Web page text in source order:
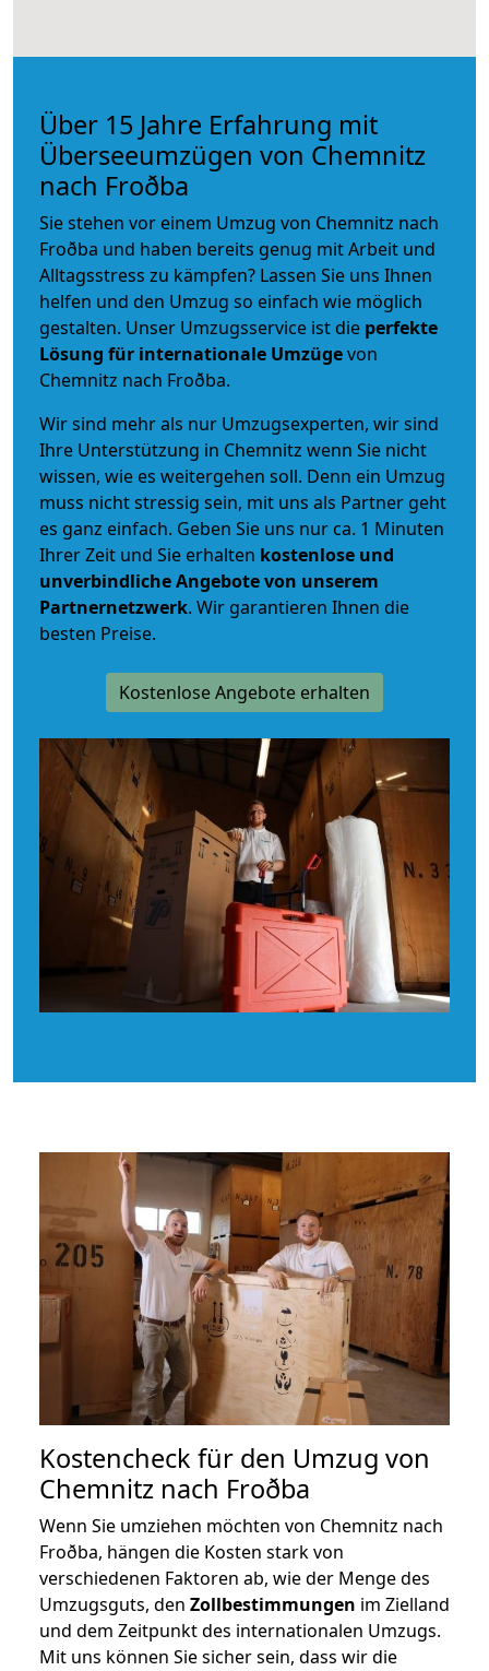
Über 15 Jahre Erfahrung mit
Überseeumzügen von Chemnitz
nach Froðba
Sie stehen vor einem Umzug von Chemnitz nach
Froðba und haben bereits genug mit Arbeit und
Alltagsstress zu kämpfen? Lassen Sie uns Ihnen
helfen und den Umzug so einfach wie möglich
gestalten. Unser Umzugsservice ist die perfekte
Lösung für internationale Umzügevon
Chemnitz nach Froðba.
Wir sind mehr als nur Umzugsexperten, wir sind
Ihre Unterstützung in Chemnitz wenn Sie nicht
wissen, wie es weitergehen soll. Denn ein Umzug
muss nicht stressig sein, mit uns als Partner geht
es ganz einfach. Geben Sie uns nur ca. 1 Minuten
Ihrer Zeit und Sie erhalten kostenlose und
unverbindlicheAngebote von unserem
Partnernetzwerk. Wir garantieren Ihnen die
besten Preise.
Kostenlose Angebote erhalten
Kostencheck für den Umzug von
Chemnitz nach Froðba
Wenn Sie umziehen möchten von Chemnitz nach
Froðba, hängen die Kosten stark von
verschiedenen Faktoren ab, wie der Menge des
Umzugsguts, den Zollbestimmungen im Zielland
und dem Zeitpunkt des internationalen Umzugs.
Mit uns können Sie sicher sein, dass wir die